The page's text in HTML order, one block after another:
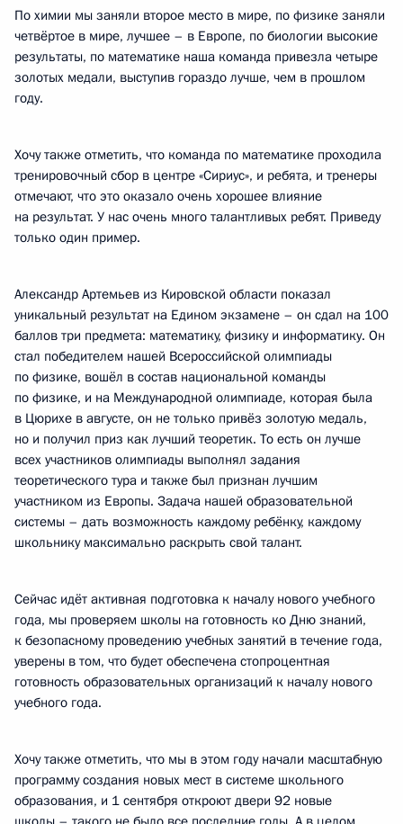
По химии мы заняли второе место в мире, по физике заняли
четвёртое в мире, лучшее – в Европе, по биологии высокие
результаты, по математике наша команда привезла четыре
золотых медали, выступив гораздо лучше, чем в прошлом
году.
Хочу также отметить, что команда по математике проходила
тренировочный сбор в центре «Сириус», и ребята, и тренеры
отмечают, что это оказало очень хорошее влияние
на результат. У нас очень много талантливых ребят. Приведу
только один пример.
Александр Артемьев из Кировской области показал
уникальный результат на Едином экзамене – он сдал на 100
баллов три предмета: математику, физику и информатику. Он
стал победителем нашей Всероссийской олимпиады
по физике, вошёл в состав национальной команды
по физике, и на Международной олимпиаде, которая была
в Цюрихе в августе, он не только привёз золотую медаль,
но и получил приз как лучший теоретик. То есть он лучше
всех участников олимпиады выполнял задания
теоретического тура и также был признан лучшим
участником из Европы. Задача нашей образовательной
системы – дать возможность каждому ребёнку, каждому
школьнику максимально раскрыть свой талант.
Сейчас идёт активная подготовка к началу нового учебного
года, мы проверяем школы на готовность ко Дню знаний,
к безопасному проведению учебных занятий в течение года,
уверены в том, что будет обеспечена стопроцентная
готовность образовательных организаций к началу нового
учебного года.
Хочу также отметить, что мы в этом году начали масштабную
программу создания новых мест в системе школьного
образования, и 1 сентября откроют двери 92 новые